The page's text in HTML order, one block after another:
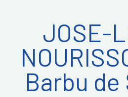
Recherche
sur:
JOSE-
Barbu